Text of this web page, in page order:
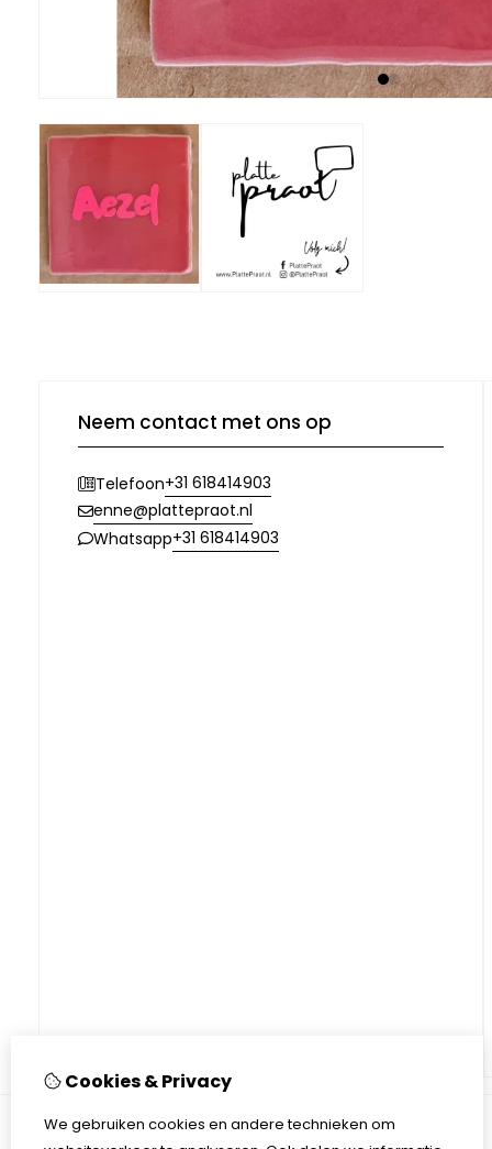
Neem contact met ons op
Telefoon+31 618414903
enne@plattepraot.nl
Whatsapp+31 618414903
Cookies & Privacy
We gebruiken cookies en andere technieken om